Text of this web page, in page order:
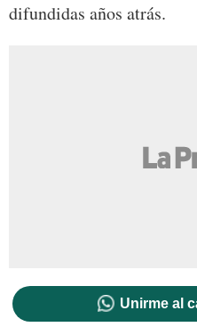
difundidas años atrás.
Unirme al